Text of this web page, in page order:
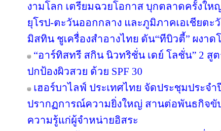
งามโลก เตรียมฉวยโอกาส บุกตลาดครั้งให
ยุโรป-ตะวันออกกลาง และภูมิภาคเอเชียตะ
มิสทิน ชูเครื่องสำอางไทย ดัน“ทีบิวตี้” ผงาด
“อาร์ทิสทรี สกิน นิวทริชั่น เดย์ โลชั่น” 2 สู
ปกป้องผิวสวย ด้วย SPF 30
เฮอร์บาไลฟ์ ประเทศไทย จัดประชุมประจำปี
ปรากฏการณ์ความยิ่งใหญ่ สานต่อพันธกิจขั
ความรู้แก่ผู้จำหน่ายอิสระ